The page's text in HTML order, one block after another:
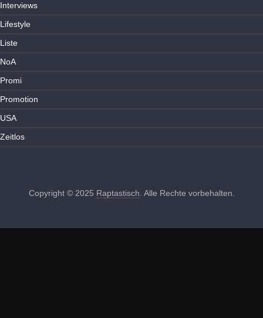
Interviews
Lifestyle
Liste
NoA
Promi
Promotion
USA
Zeitlos
Copyright © 2025 Raptastisch. Alle Rechte vorbehalten.